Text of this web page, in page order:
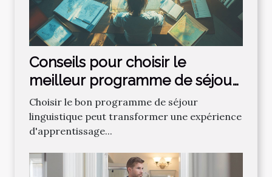
Conseils pour choisir le
meilleur programme de séjour
linguistique
Choisir le bon programme de séjour
linguistique peut transformer une expérience
d'apprentissage...